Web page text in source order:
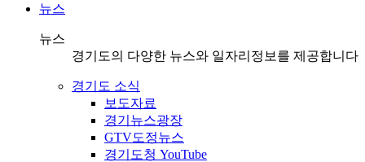
뉴스
뉴스
경기도의 다양한 뉴스와 일자리정보를 제공합니다
경기도 소식
보도자료
경기뉴스광장
GTV도정뉴스
경기도청 YouTube